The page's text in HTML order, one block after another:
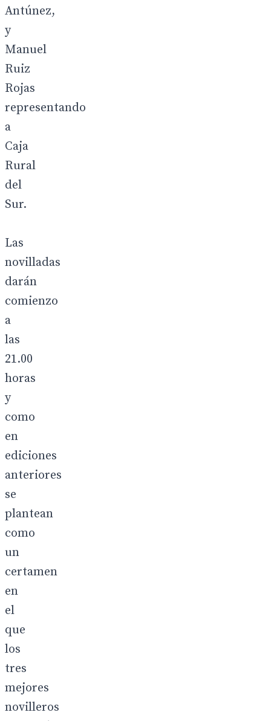
Antúnez,
y
Manuel
Ruiz
Rojas
representando
a
Caja
Rural
del
Sur.
Las
novilladas
darán
comienzo
a
las
21.00
horas
y
como
en
ediciones
anteriores
se
plantean
como
un
certamen
en
el
que
los
tres
mejores
novilleros